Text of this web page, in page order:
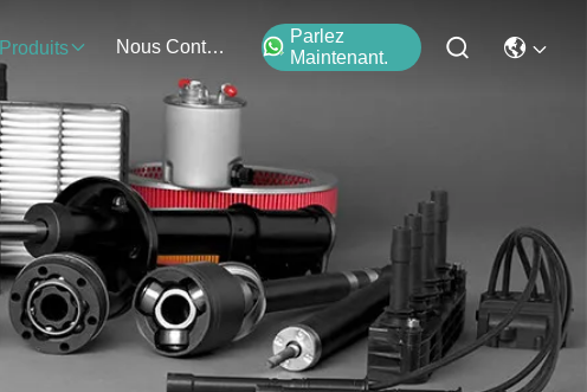
Produits Nous Contacter
Parlez
Maintenant.